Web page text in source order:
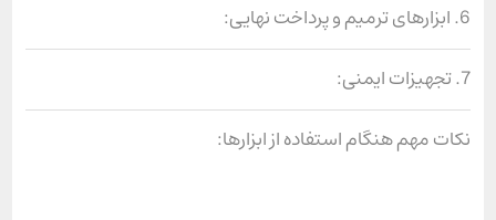
6. ابزارهای ترمیم و پرداخت نهایی:
7. تجهیزات ایمنی:
نکات مهم هنگام استفاده از ابزارها: